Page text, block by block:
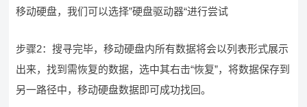
移动硬盘，我们可以选择”硬盘驱动器“进行尝试
步骤2：搜寻完毕，移动硬盘内所有数据将会以列表形式展示
出来，找到需恢复的数据，选中其右击“恢复”，将数据保存到
另一路径中，移动硬盘数据即可成功找回。